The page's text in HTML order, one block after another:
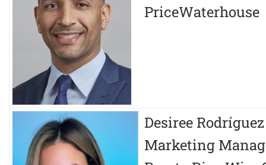
PriceWaterhouse
Desiree Rodríguez
Marketing